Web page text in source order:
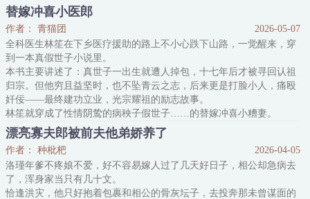
他抬眸小心地看过去，就见穷书生唇角轻扬：“好啊。”
不知为何，洛书珩突然后背一寒：“我，我不要你娶我了。”
穷书生笑容越发温和，语气却不容置疑：“说好的婚约，怎能不算
数？”
***
许泽衍生了副好容貌，却是
替嫁冲喜小医郎
作者： 青猫团
2026-05-07
全科医生林笙在下乡医疗援助的路上不小心跌下山路，一觉醒来，穿
到一本真假世子小说里。
本书主要讲述了：真世子一出生就遭人掉包，十七年后才被寻回认祖
归宗。但他穷且益坚时，也不坠青云之志，后来更是打脸小人，痛殴
奸佞——最终建功立业，光宗耀祖的励志故事。
林笙就穿成了性情阴鸷的病秧子假世子……的替嫁冲喜小糟妻。
冲喜——假世子病入膏肓，眼看要凉。
替嫁——林妹妹不愿嫁给病痨鬼，下了药把庶子林笙塞进了花轿。
结局——假世子病死后，小糟妻好吃懒做什么都不会，最后成了众纨
绔恶霸的玩物。
林笙：心，如，死，灰
漂亮寡夫郎被前夫他弟娇养了
作者： 种枇杷
2026-04-05
洛瑾年爹不疼娘不爱，好不容易嫁人过了几天好日子，相公却急病去
了，浑身家当只有几十文。
恰逢洪灾，他只好抱着包裹和相公的骨灰坛子，去投奔那未曾谋面的